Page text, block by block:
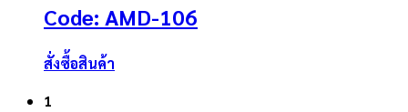
Code: AMD-106
สั่งซื้อสินค้า
1